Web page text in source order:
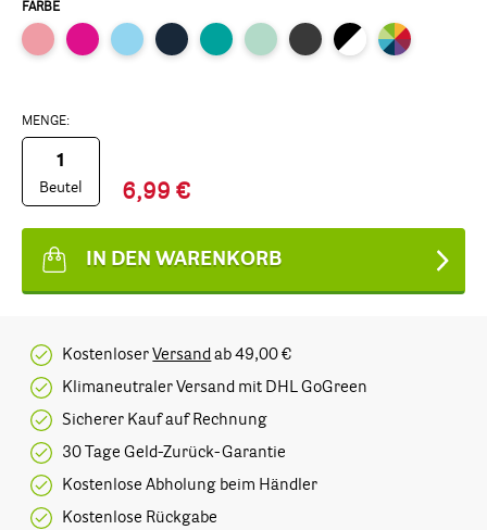
MENGE:
Beutel 6,99 €
FARBE
IN DEN WARENKORB
KostenloserVersand ab 49,00 €
Klimaneutraler Versand mit DHL GoGreen
Sicherer Kauf auf Rechnung
30 Tage Geld-Zurück-Garantie
Kostenlose Abholung beim Händler
Kostenlose Rückgabe